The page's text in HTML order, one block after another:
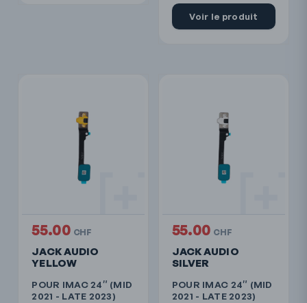
Voir le produit
JACK AUDIO
YELLOW
POUR IMAC 24″ (MID
2021 - LATE 2023)
55.00 CHF
JACK AUDIO
SILVER
POUR IMAC 24″ (MID
2021 - LATE 2023)
55.00 CHF